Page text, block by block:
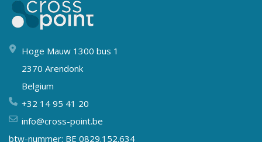
Hoge Mauw 1300 bus 1
2370 Arendonk
Belgium
+32 14 95 41 20
info@cross-point.be
btw-nummer: BE 0829.152.634